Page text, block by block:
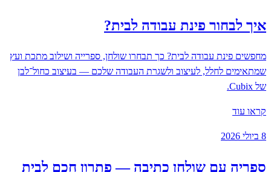
איך לבחור פינת עבודה לבית?
מחפשים פינת עבודה לבית? כך תבחרו שולחן, ספרייה ושילוב מתכת ועץ
שמתאימים לחלל, לעיצוב ולשגרת העבודה שלכם — בעיצוב כחול־לבן
של Cubix.
קראו עוד
8 ביולי 2026
ספריה עם שולחן כתיבה — פתרון חכם לבית